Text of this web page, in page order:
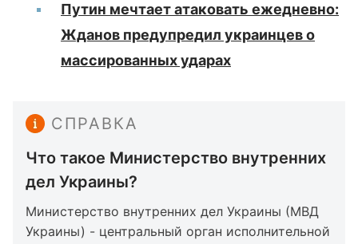
Путин мечтает атаковать ежедневно:
Жданов предупредил украинцев о
массированных ударах
СПРАВКА
Что такое Министерство внутренних
дел Украины?
Министерство внутренних дел Украины (МВД
Украины) - центральный орган исполнительной